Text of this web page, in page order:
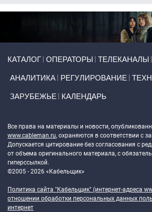
КАТАЛОГ ОПЕРАТОРЫ ТЕЛЕКАНАЛЫ
АНАЛИТИКА РЕГУЛИРОВАНИЕ
ЗАРУБЕЖЬЕ КАЛЕНДАРЬ
Все права на материалы и новости,
www.cableman.ru, охраняются в соответствии с
Допускается цитирование без согласования с
от объема оригинального материала, с
гиперссылкой.
©2005 - 2026 «Кабельщик»
Политика сайта "Кабельщик" (интернет-адреса
отношении обработки персональных данных
интернет